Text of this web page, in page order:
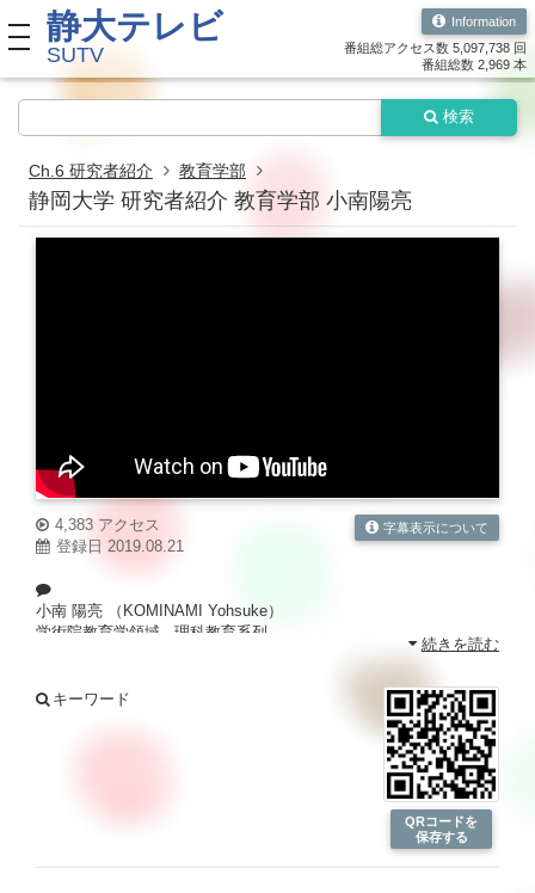
toggle navigation
静大テレビ
SUTV
Information
番組総アクセス数 5,097,738 回
番組総数 2,969 本
検索
Ch.6 研究者紹介 教育学部
静岡大学 研究者紹介 教育学部 小南陽亮
4,383 アクセス
登録日 2019.08.21
字幕表示について
小南 陽亮 （KOMINAMI Yohsuke）
学術院教育学領域 - 理科教育系列
果実と果実食動物との相互作用が生物多様性に及ぼす影響の解明
静大TVhttp://sutv.shizuoka.ac.jp/
続きを読む
キーワード
QRコードを
保存する